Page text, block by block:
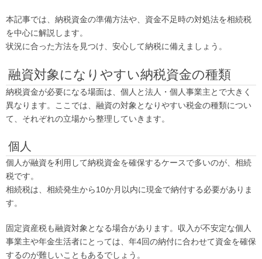
本記事では、納税資金の準備方法や、資金不足時の対処法を相続税
を中心に解説します。
状況に合った方法を見つけ、安心して納税に備えましょう。
融資対象になりやすい納税資金の種類
納税資金が必要になる場面は、個人と法人・個人事業主とで大きく
異なります。ここでは、融資の対象となりやすい税金の種類につい
て、それぞれの立場から整理していきます。
個人
個人が融資を利用して納税資金を確保するケースで多いのが、相続
税です。
相続税は、相続発生から10か月以内に現金で納付する必要がありま
す。
固定資産税も融資対象となる場合があります。収入が不安定な個人
事業主や年金生活者にとっては、年4回の納付に合わせて資金を確保
するのが難しいこともあるでしょう。